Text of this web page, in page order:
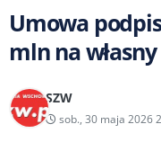
Umowa
mln na
SZW
sob., 30 maja 2026